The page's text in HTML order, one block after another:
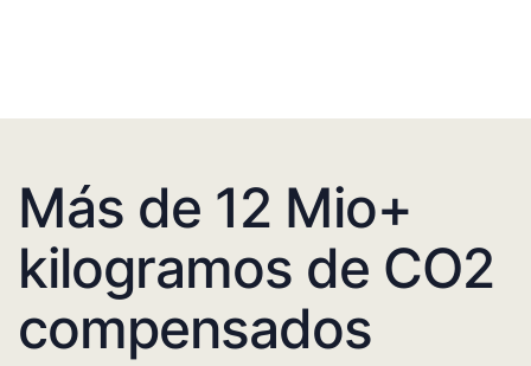
Más de 12 Mio+
kilogramos de CO2
compensados